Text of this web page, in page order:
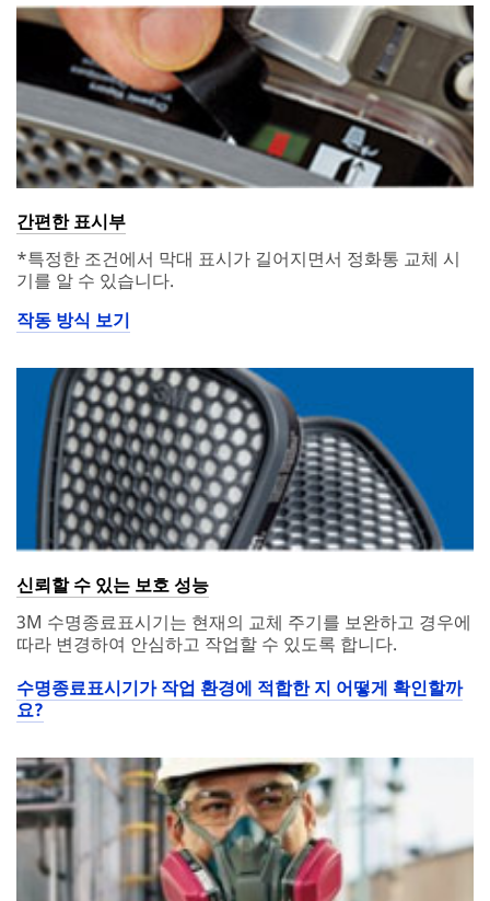
간편한 표시부
*특정한 조건에서 막대 표시가 길어지면서 정화통 교체 시
기를 알 수 있습니다.
작동 방식 보기
신뢰할 수 있는 보호 성능
3M 수명종료표시기는 현재의 교체 주기를 보완하고 경우에
따라 변경하여 안심하고 작업할 수 있도록 합니다.
수명종료표시기가 작업 환경에 적합한 지 어떻게 확인할까
요?